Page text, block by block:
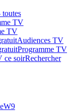
TV
TV
Audiences TV
Programme TV
ce soirRechercher
W9